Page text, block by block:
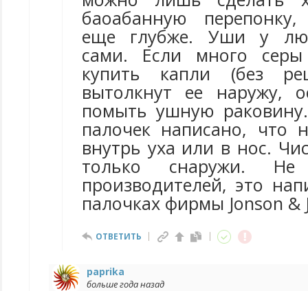
баоабанную перепонку,
еще глубже. Уши у
сами. Если много
купить капли (без
вытолкнут ее наружу,
помыть ушную
палочек написано, что
внутрь уха или в нос.
только снаружи.
производителей, это
палочках фирмы Jonson &
ОТВЕТИТЬ
paprika
больше года назад